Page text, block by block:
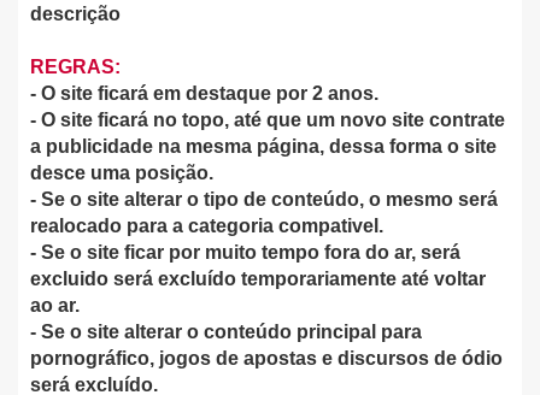
descrição
REGRAS:
- O site ficará em destaque por 2 anos.
- O site ficará no topo, até que um novo site contrate
a publicidade na mesma página, dessa forma o site
desce uma posição.
- Se o site alterar o tipo de conteúdo, o mesmo será
realocado para a categoria compativel.
- Se o site ficar por muito tempo fora do ar, será
excluido será excluído temporariamente até voltar
ao ar.
- Se o site alterar o conteúdo principal para
pornográfico, jogos de apostas e discursos de ódio
será excluído.